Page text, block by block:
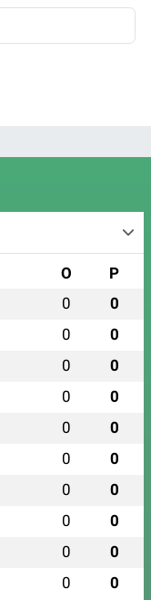
O P
0 0
0 0
0 0
0 0
0 0
0 0
0 0
0 0
0 0
0 0